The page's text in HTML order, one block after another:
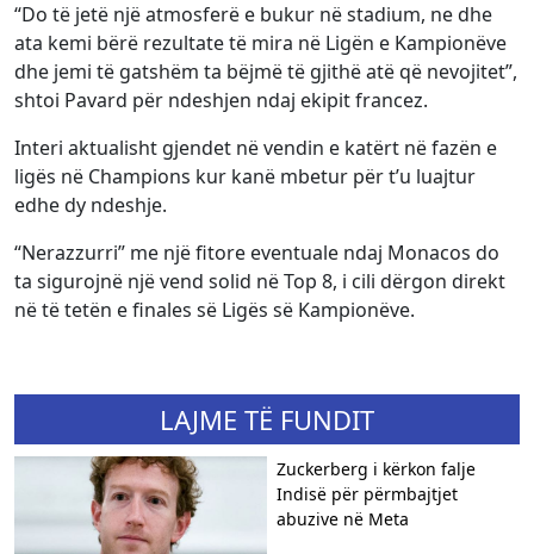
“Do të jetë një atmosferë e bukur në stadium, ne dhe
ata kemi bërë rezultate të mira në Ligën e Kampionëve
dhe jemi të gatshëm ta bëjmë të gjithë atë që nevojitet”,
shtoi Pavard për ndeshjen ndaj ekipit francez.
Interi aktualisht gjendet në vendin e katërt në fazën e
ligës në Champions kur kanë mbetur për t’u luajtur
edhe dy ndeshje.
“Nerazzurri” me një fitore eventuale ndaj Monacos do
ta sigurojnë një vend solid në Top 8, i cili dërgon direkt
në të tetën e finales së Ligës së Kampionëve.
LAJME TË FUNDIT
Zuckerberg i kërkon falje
Indisë për përmbajtjet
abuzive në Meta